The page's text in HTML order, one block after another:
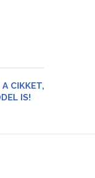
CIKKET,
IS!